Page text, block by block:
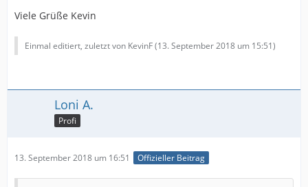
Viele Grüße Kevin
Einmal editiert, zuletzt von KevinF (13. September 2018 um 15:51)
Loni A.
Profi
13. September 2018 um 16:51 Offizieller Beitrag